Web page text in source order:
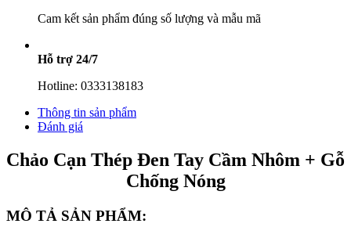
Cam kết sản phẩm đúng số lượng và mẫu mã
Hỗ trợ 24/7
Hotline: 0333138183
Thông tin sản phẩm
Đánh giá
Chảo Cạn Thép Đen Tay Cầm Nhôm + Gỗ
Chống Nóng
MÔ TẢ SẢN PHẨM: